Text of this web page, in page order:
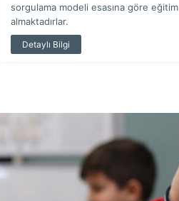
sorgulama modeli esasına göre eğitim
almaktadırlar.
Detaylı Bilgi